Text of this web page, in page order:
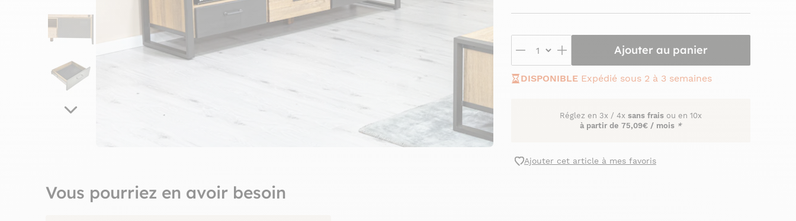
Ajouter au panier
DISPONIBLE Expédié sous 2 à 3 semaines
Réglez en 3x / 4x sans frais ou en 10x
à partir de 75,09€ / mois *
Ajouter cet article à mes favoris
Vous pourriez en avoir besoin